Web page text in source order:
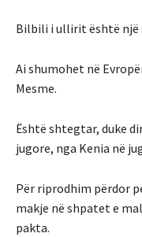
Bilbili i ullirit është një
Ai shumohet në
Mesme.
Është shtegtar, duke
jugore, nga Kenia në
Për riprodhim përdor
makje në shpatet e
pakta.